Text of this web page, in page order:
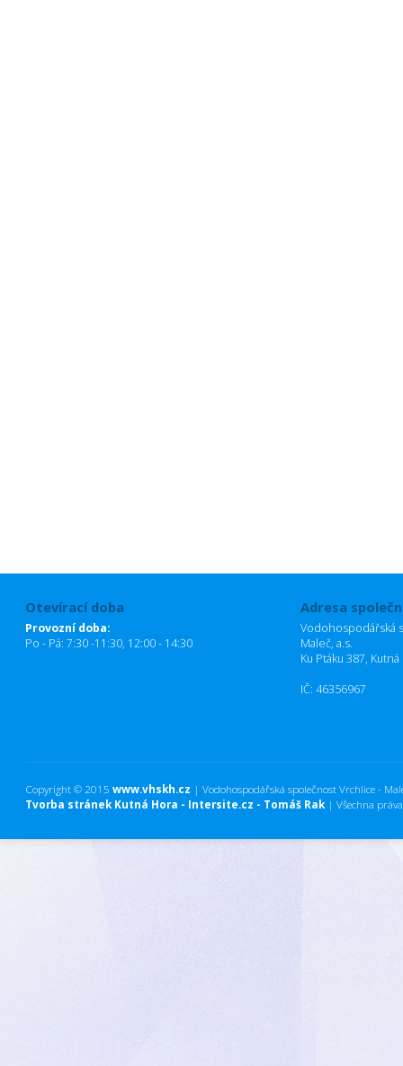
Otevírací doba
Provozní doba:
Po - Pá: 7:30 -11:30, 12:00 - 14:30
Adresa
Vodohospodářská
Maleč, a.s.
Ku Ptáku 387,
IČ: 46356967
Copyright © 2015 www.vhskh.cz | Vodohospodářská společnost Vrchlice -
Tvorba stránek Kutná Hora - Intersite.cz - Tomáš Rak | Všechna